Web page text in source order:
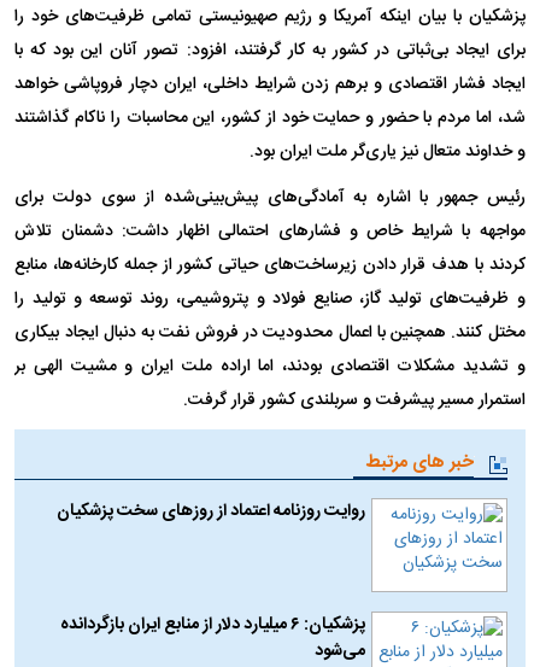
پزشکیان با بیان اینکه آمریکا و رژیم صهیونیستی تمامی ظرفیت‌های خود را
برای ایجاد بی‌ثباتی در کشور به کار گرفتند، افزود: تصور آنان این بود که با
ایجاد فشار اقتصادی و برهم زدن شرایط داخلی، ایران دچار فروپاشی خواهد
شد، اما مردم با حضور و حمایت خود از کشور، این محاسبات را ناکام گذاشتند
و خداوند متعال نیز یاری‌گر ملت ایران بود.
رئیس جمهور با اشاره به آمادگی‌های پیش‌بینی‌شده از سوی دولت برای
مواجهه با شرایط خاص و فشار‌های احتمالی اظهار داشت: دشمنان تلاش
کردند با هدف قرار دادن زیرساخت‌های حیاتی کشور از جمله کارخانه‌ها، منابع
و ظرفیت‌های تولید گاز، صنایع فولاد و پتروشیمی، روند توسعه و تولید را
مختل کنند. همچنین با اعمال محدودیت در فروش نفت به دنبال ایجاد بیکاری
و تشدید مشکلات اقتصادی بودند، اما اراده ملت ایران و مشیت الهی بر
استمرار مسیر پیشرفت و سربلندی کشور قرار گرفت.
خبر های مرتبط
روایت روزنامه اعتماد از روز‌های سخت پزشکیان
پزشکیان: ۶ میلیارد دلار از منابع ایران بازگردانده
می‌شود